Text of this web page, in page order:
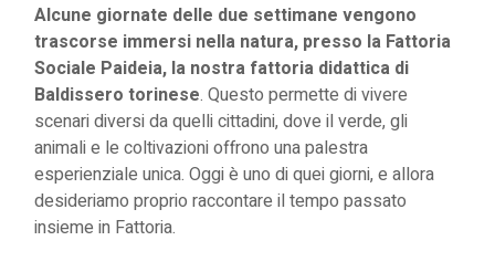
Alcune giornate delle due settimane vengono
trascorse immersi nella natura, presso la Fattoria
Sociale Paideia, la nostra fattoria didattica di
Baldissero torinese. Questo permette di vivere
scenari diversi da quelli cittadini, dove il verde, gli
animali e le coltivazioni offrono una palestra
esperienziale unica. Oggi è uno di quei giorni, e allora
desideriamo proprio raccontare il tempo passato
insieme in Fattoria.